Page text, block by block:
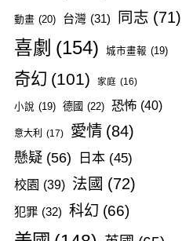
動畫 (20) 台灣 (31) 同志 (71)
喜劇 (154) 城市畫報 (19)
奇幻 (101) 家庭 (16)
小說 (19) 德國 (22) 恐怖 (40)
意大利 (17) 愛情 (84)
懸疑 (56) 日本 (45)
校園 (39) 法國 (72)
犯罪 (32) 科幻 (66)